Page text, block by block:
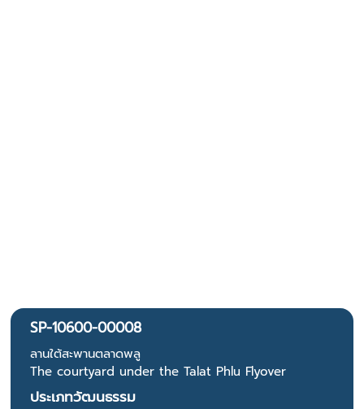
SP-10600-00008
ลานใต้สะพานตลาดพลู
The courtyard under the Talat Phlu Flyover
ประเภทวัฒนธรรม